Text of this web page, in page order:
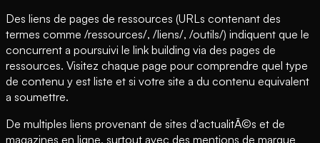
Des liens de pages de ressources (URLs contenant des
termes comme /ressources/, /liens/, /outils/) indiquent que le
concurrent a poursuivi le link building via des pages de
ressources. Visitez chaque page pour comprendre quel type
de contenu y est liste et si votre site a du contenu equivalent
a soumettre.
De multiples liens provenant de sites d'actualitÃ©s et de
magazines en ligne, surtout avec des mentions de marque